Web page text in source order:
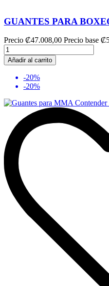
GUANTES PARA
Precio ₡47.008,00 Precio base
Añadir al carrito
-20%
-20%